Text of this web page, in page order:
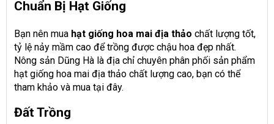
Chuẩn Bị Hạt Giống
Bạn nên mua hạt giống hoa mai địa thảo chất lượng tốt,
tỷ lệ nảy mầm cao để trồng được chậu hoa đẹp nhất.
Nông sản Dũng Hà là địa chỉ chuyên phân phối sản phẩm
hạt giống hoa mai địa thảo chất lượng cao, bạn có thể
tham khảo và mua tại đây.
Đất Trồng